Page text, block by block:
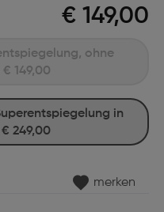
€ 149,00
€ 249,00
€ 149,00
merken